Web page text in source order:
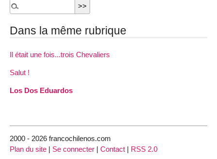
Dans la même rubrique
Il était une fois...trois Chevaliers
Salut !
Los Dos Eduardos
2000 - 2026 francochilenos.com
Plan du site | Se connecter | Contact | RSS 2.0